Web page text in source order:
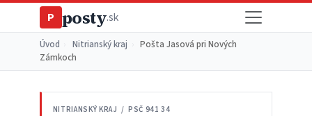
P posty.sk
Úvod Nitrianský kraj
Pošta Jasová pri Nových
Zámkoch
NITRIANSKÝ KRAJ / PSČ 941 34